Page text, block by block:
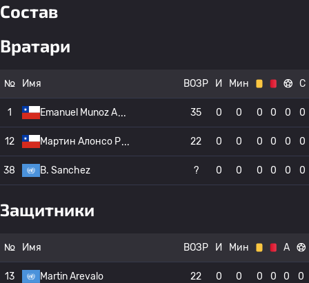
Состав
Вратари
№ Имя ВОЗР И Мин С
1 Emanuel Munoz A 35 0 0 0 0 0 0
12 Мартин Алонсо Р 22 0 0 0 0 0 0
38 B. Sanchez ? 0 0 0 0 0 0
Защитники
№ Имя ВОЗР И Мин А
13 Martin Arevalo 22 0 0 0 0 0 0